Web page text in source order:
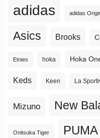
adidas adidas
Asics Brooks
Etnies hoka Hoka
Keds Keen La
Mizuno New
Onitsuka Tiger PUMA